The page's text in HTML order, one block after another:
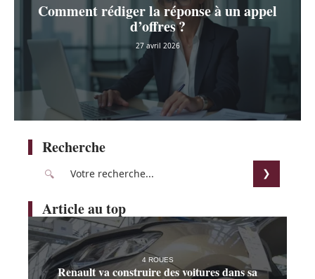
Comment rédiger la réponse à un appel
d’offres ?
27 avril 2026
Recherche
Article au top
4 ROUES
Renault va construire des voitures dans sa